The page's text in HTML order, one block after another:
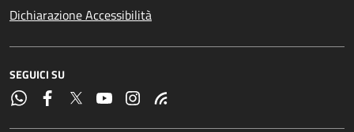
Dichiarazione Accessibilità
SEGUICI SU